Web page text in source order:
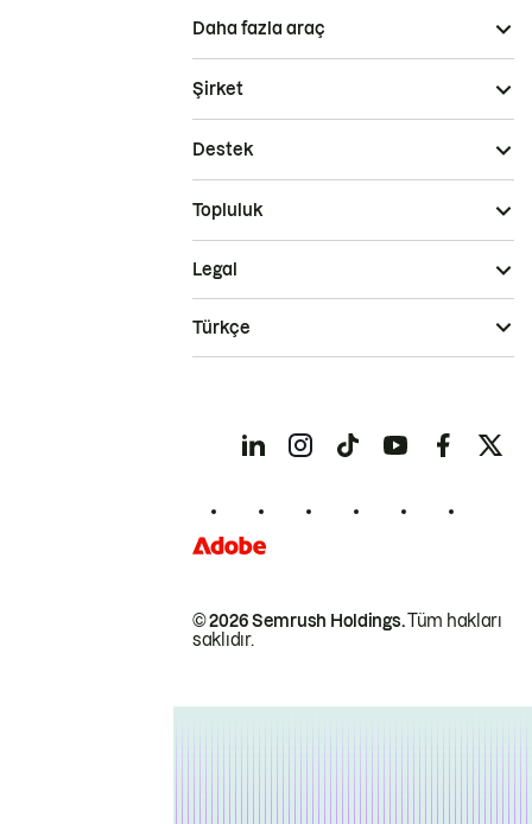
Daha fazla araç
Şirket
Destek
Topluluk
© 2026 Semrush Holdings.Tüm hakları
saklıdır.
Legal
Türkçe